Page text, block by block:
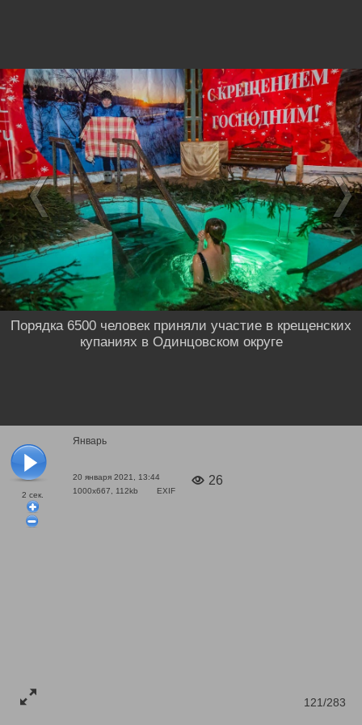
2 сек.
Январь
20 января 2021, 13:44
1000x667, 112kb
EXIF
26
121/283
Порядка 6500 человек приняли участие в крещенских
купаниях в Одинцовском округе